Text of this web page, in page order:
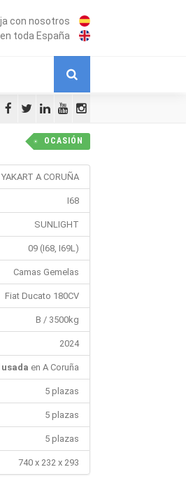
con nosotros
en toda España
OCASIÓN
YAKART A CORUÑA
I68
SUNLIGHT
09 (I68, I69L)
Camas Gemelas
Fiat Ducato 180CV
B / 3500kg
2024
usada en A Coruña
5 plazas
5 plazas
5 plazas
740 x 232 x 293